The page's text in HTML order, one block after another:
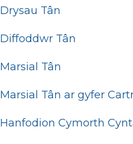
Drysau Tân
Diffoddwr Tân
Marsial Tân
Marsial Tân ar gyfer
Hanfodion Cymorth